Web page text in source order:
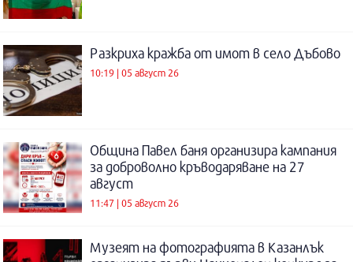
Разкриха кражба от имот в село Дъбово
10:19 | 05 август 26
Община Павел баня организира кампания
за доброволно кръводаряване на 27
август
11:47 | 05 август 26
Музеят на фотографията в Казанлък